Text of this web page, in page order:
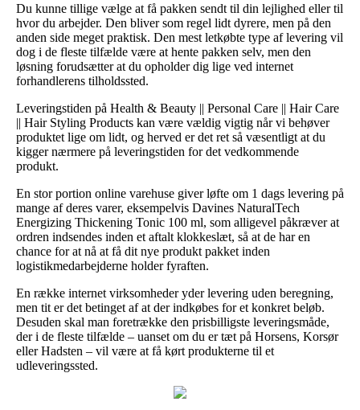
Du kunne tillige vælge at få pakken sendt til din lejlighed eller til
hvor du arbejder. Den bliver som regel lidt dyrere, men på den
anden side meget praktisk. Den mest letkøbte type af levering vil
dog i de fleste tilfælde være at hente pakken selv, men den
løsning forudsætter at du opholder dig lige ved internet
forhandlerens tilholdssted.
Leveringstiden på Health & Beauty || Personal Care || Hair Care
|| Hair Styling Products kan være vældig vigtig når vi behøver
produktet lige om lidt, og herved er det ret så væsentligt at du
kigger nærmere på leveringstiden for det vedkommende
produkt.
En stor portion online varehuse giver løfte om 1 dags levering på
mange af deres varer, eksempelvis Davines NaturalTech
Energizing Thickening Tonic 100 ml, som alligevel påkræver at
ordren indsendes inden et aftalt klokkeslæt, så at de har en
chance for at nå at få dit nye produkt pakket inden
logistikmedarbejderne holder fyraften.
En række internet virksomheder yder levering uden beregning,
men tit er det betinget af at der indkøbes for et konkret beløb.
Desuden skal man foretrække den prisbilligste leveringsmåde,
der i de fleste tilfælde – uanset om du er tæt på Horsens, Korsør
eller Hadsten – vil være at få kørt produkterne til et
udleveringssted.